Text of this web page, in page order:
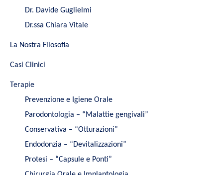
Dr. Davide Guglielmi
Dr.ssa Chiara Vitale
La Nostra Filosofia
Casi Clinici
Terapie
Prevenzione e Igiene Orale
Parodontologia – “Malattie gengivali”
Conservativa – “Otturazioni”
Endodonzia – “Devitalizzazioni”
Protesi – “Capsule e Ponti”